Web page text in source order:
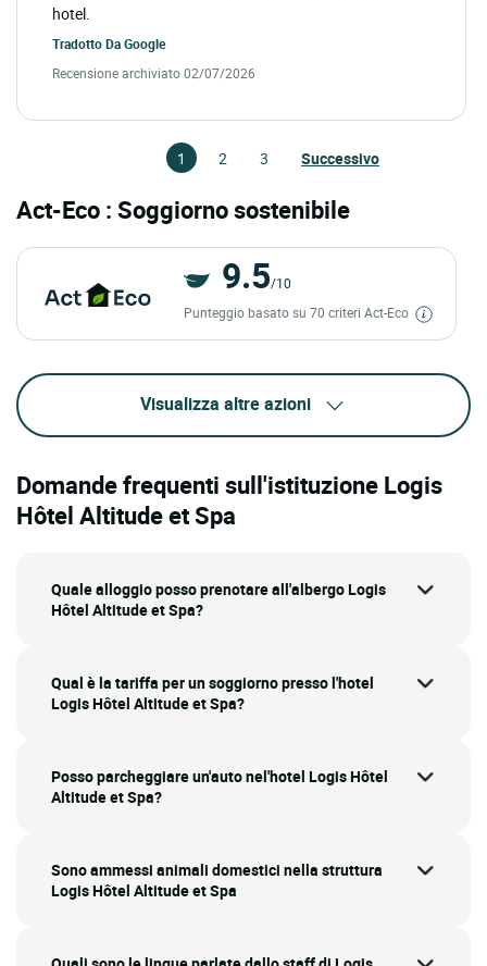
hotel.
Tradotto DaGoogle
Recensione archiviato 02/07/2026
1 2 3 Successivo
Act-Eco : Soggiorno sostenibile
9.5/10
Punteggio basato su 70 criteri Act-Eco
Visualizza altre azioni
Domande frequenti sull'istituzione Logis
Hôtel Altitude et Spa
Quale alloggio posso prenotare all'albergo Logis
Hôtel Altitude et Spa?
Qual è la tariffa per un soggiorno presso l'hotel
Logis Hôtel Altitude et Spa?
Posso parcheggiare un'auto nel'hotel Logis Hôtel
Altitude et Spa?
Sono ammessi animali domestici nella struttura
Logis Hôtel Altitude et Spa